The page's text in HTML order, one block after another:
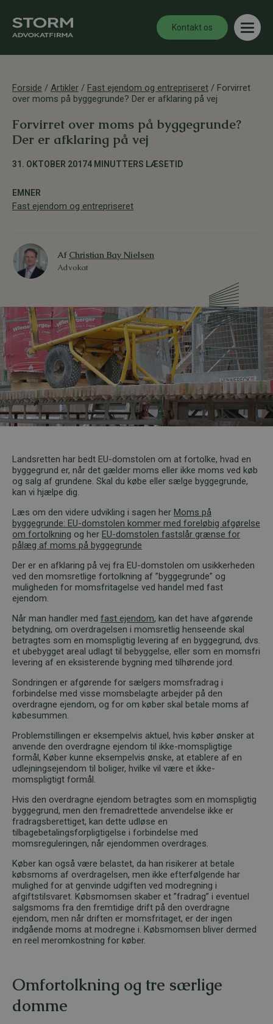
Kontakt os
Forside / Artikler / Fast ejendom og entrepriseret / Forvirret
over moms på byggegrunde? Der er afklaring på vej
Forvirret over moms på byggegrunde?
Der er afklaring på vej
31. OKTOBER 20174 MINUTTERS LÆSETID
EMNER
Fast ejendom og entrepriseret
Af Christian Bay Nielsen
Advokat
Landsretten har bedt EU-domstolen om at fortolke, hvad en
byggegrund er, når det gælder moms eller ikke moms ved køb
og salg af grundene. Skal du købe eller sælge byggegrunde,
kan vi hjælpe dig.
Læs om den videre udvikling i sagen her Moms på
byggegrunde: EU-domstolen kommer med foreløbig afgørelse
om fortolkning og her EU-domstolen fastslår grænse for
pålæg af moms på byggegrunde
Der er en afklaring på vej fra EU-domstolen om usikkerheden
ved den momsretlige fortolkning af ”byggegrunde” og
muligheden for momsfritagelse ved handel med fast
ejendom.
Når man handler med fast ejendom, kan det have afgørende
betydning, om overdragelsen i momsretlig henseende skal
betragtes som en momspligtig levering af en byggegrund, dvs.
et ubebygget areal udlagt til bebyggelse, eller som en momsfri
levering af en eksisterende bygning med tilhørende jord.
Sondringen er afgørende for sælgers momsfradrag i
forbindelse med visse momsbelagte arbejder på den
overdragne ejendom, og for om køber skal betale moms af
købesummen.
Problemstillingen er eksempelvis aktuel, hvis køber ønsker at
anvende den overdragne ejendom til ikke-momspligtige
formål, Køber kunne eksempelvis ønske, at etablere af en
udlejningsejendom til boliger, hvilke vil være et ikke-
momspligtigt formål.
Hvis den overdragne ejendom betragtes som en momspligtig
byggegrund, men den fremadrettede anvendelse ikke er
fradragsberettiget, kan dette udløse en
tilbagebetalingsforpligtigelse i forbindelse med
momsreguleringen, når ejendommen overdrages.
Køber kan også være belastet, da han risikerer at betale
købsmoms af overdragelsen, men ikke efterfølgende har
mulighed for at genvinde udgiften ved modregning i
afgiftstilsvaret. Købsmomsen skaber et ”fradrag” i eventuel
salgsmoms fra den fremtidige drift på den overdragne
ejendom, men når driften er momsfritaget, er der ingen
indgående moms at modregne i. Købsmomsen bliver dermed
en reel meromkostning for køber.
Omfortolkning og tre særlige
domme